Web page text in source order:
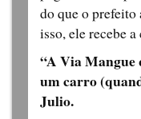
do que o
isso, ele recebe
“A Via Mangue
um carro
Julio.